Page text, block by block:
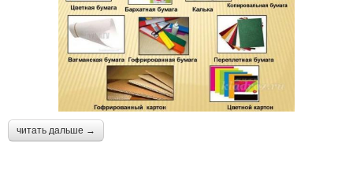
читать дальше →